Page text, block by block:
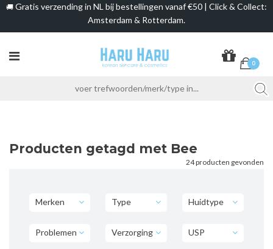
🚚 Gratis verzending in NL bij bestellingen vanaf €50 | Click & Collect:
Amsterdam & Rotterdam.
0
Producten getagd met Bee
24 producten gevonden
Merken Type Huidtype
Problemen Verzorging USP